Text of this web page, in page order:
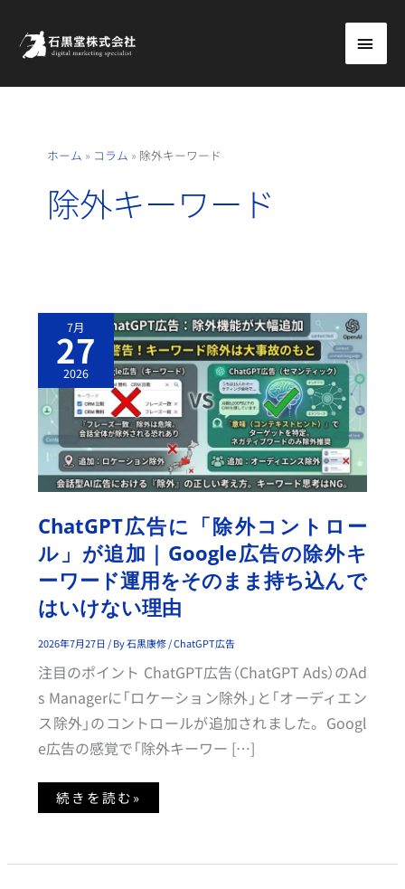
ス
メ
イ
ホーム » コラム » 除外キーワード
除外キーワード
7月
27
2026
ChatGPT広告に「除外コントロー
ル」が追加｜Google広告の除外キ
ーワード運用をそのまま持ち込んで
はいけない理由
2026年7月27日 / By石黒康修/ChatGPT広告
注目のポイント ChatGPT広告（ChatGPT Ads）のAd
s Managerに「ロケーション除外」と「オーディエン
ス除外」のコントロールが追加されました。Googl
e広告の感覚で「除外キーワー […]
C
A
T
G
P
T
に
「除
外
コ
ン
ト
ー
ル」
追
加
｜
O
O
G
L
広
告
の
除
外
キ
ー
ワ
ド
運
用
ま
続きを読む»